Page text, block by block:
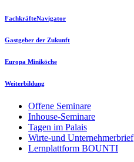
FachkräfteNavigator
Gastgeber der Zukunft
Europa Miniköche
Weiterbildung
Offene Seminare
Inhouse-Seminare
Tagen im Palais
Wirte-und Unternehmerbrief
Lernplattform BOUNTI